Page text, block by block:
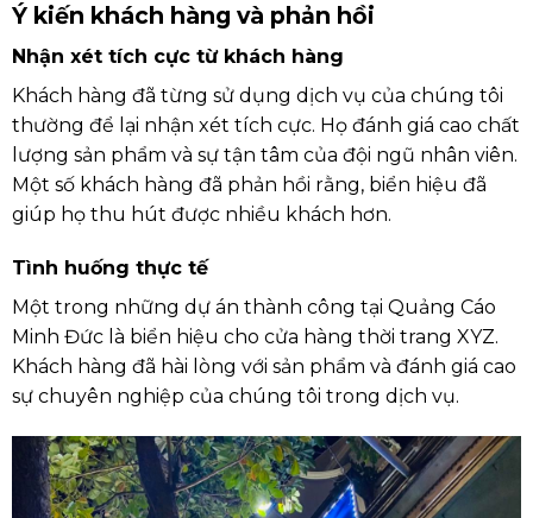
Ý kiến khách hàng và phản hồi
Nhận xét tích cực từ khách hàng
Khách hàng đã từng sử dụng dịch vụ của chúng tôi
thường để lại nhận xét tích cực. Họ đánh giá cao chất
lượng sản phẩm và sự tận tâm của đội ngũ nhân viên.
Một số khách hàng đã phản hồi rằng, biển hiệu đã
giúp họ thu hút được nhiều khách hơn.
Tình huống thực tế
Một trong những dự án thành công tại Quảng Cáo
Minh Đức là biển hiệu cho cửa hàng thời trang XYZ.
Khách hàng đã hài lòng với sản phẩm và đánh giá cao
sự chuyên nghiệp của chúng tôi trong dịch vụ.